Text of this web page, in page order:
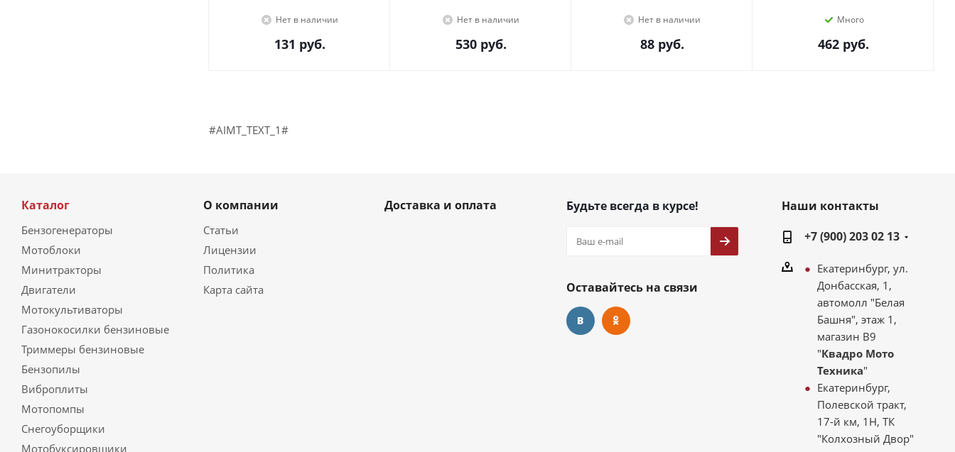
Нет в наличии
131 руб.
Нет в наличии
530руб.
Нет в наличии
88руб.
Много
462руб.
#AIMT_TEXT_1#
Каталог
Бензогенераторы
Мотоблоки
Минитракторы
Двигатели
Мотокультиваторы
Газонокосилки бензиновые
Триммеры бензиновые
Бензопилы
Виброплиты
Мотопомпы
Снегоуборщики
Мотобуксировщики
О компании
Статьи
Лицензии
Политика
Карта сайта
Доставка и оплата Будьте всегда в курсе!
Оставайтесь на связи
Наши контакты
+7 (900) 203 02 13
Екатеринбург, ул.
Донбасская, 1,
автомолл "Белая
Башня", этаж 1,
магазин В9
"Квадро Мото
Техника"
Екатеринбург,
Полевской тракт,
17-й км, 1Н, ТК
"Колхозный Двор"